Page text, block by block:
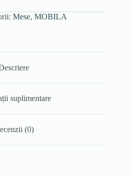
Mese, MOBILA
suplimentare
(0)